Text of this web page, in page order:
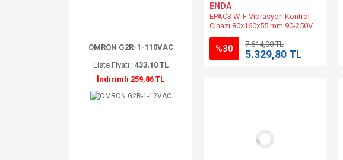
OMRON G2R-1-110VAC
Liste Fiyatı : 433,10 TL
İndirimli 259,86 TL
ENDA
EPAC3 W-F Vibrasyon Kontrol
Cihazı 80x160x55 mm 90-250V
AC, 50/60Hz, 600VA ENDA |
%30 7.614,00 TL
5.329,80 TL